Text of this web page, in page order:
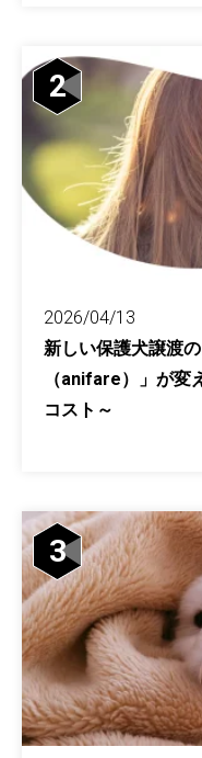
2
2026/04/13
新しい保護犬譲渡
（anifare）」が
コスト～
3